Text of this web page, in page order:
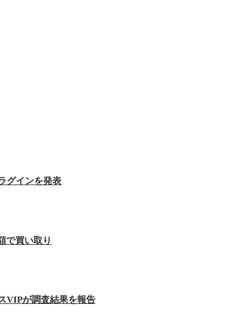
グインを発表
で買い取り
VIPが調査結果を報告